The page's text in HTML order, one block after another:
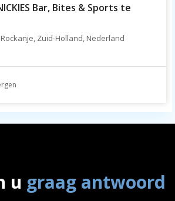
Bar, Bites & Sports te
Zuid-Holland, Nederland
u graag antwoord